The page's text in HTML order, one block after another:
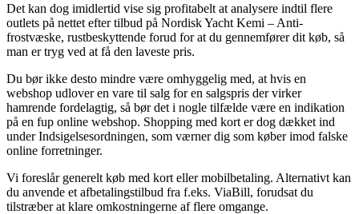
Det kan dog imidlertid vise sig profitabelt at analysere indtil flere
outlets på nettet efter tilbud på Nordisk Yacht Kemi – Anti-
frostvæske, rustbeskyttende forud for at du gennemfører dit køb, så
man er tryg ved at få den laveste pris.
Du bør ikke desto mindre være omhyggelig med, at hvis en
webshop udlover en vare til salg for en salgspris der virker
hamrende fordelagtig, så bør det i nogle tilfælde være en indikation
på en fup online webshop. Shopping med kort er dog dækket ind
under Indsigelsesordningen, som værner dig som køber imod falske
online forretninger.
Vi foreslår generelt køb med kort eller mobilbetaling. Alternativt kan
du anvende et afbetalingstilbud fra f.eks. ViaBill, forudsat du
tilstræber at klare omkostningerne af flere omgange.